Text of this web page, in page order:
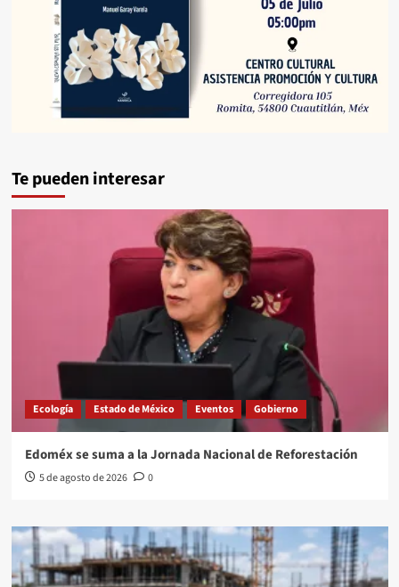
Te pueden interesar
Ecología Estado de México Eventos Gobierno
Edoméx se suma a la Jornada Nacional de Reforestación
5 de agosto de 2026 0